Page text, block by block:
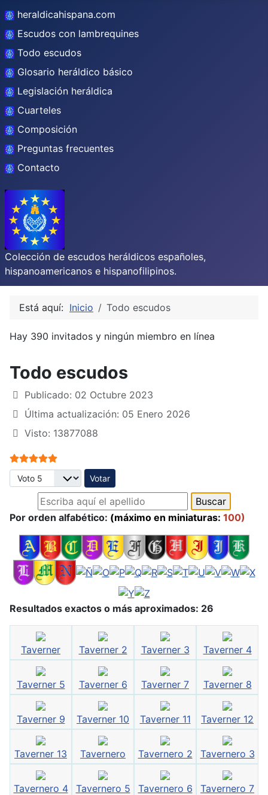
heraldicahispana.com
Escudos con lambrequines
Todo escudos
Glosario heráldico básico
Legislación heráldica
Cuarteles
Composición
Preguntas frecuentes
Contacto
Colección de escudos heráldicos españoles,
hispanoamericanos e hispanofilipinos.
Está aquí: Inicio Todo escudos
Hay 390 invitados y ningún miembro en línea
Todo escudos
Publicado: 02 Octubre 2023
Última actualización: 05 Enero 2026
Visto: 13877088
Ratio:5/5
Por favor, vote
Por orden alfabético: (máximo en miniaturas: 100)
Resultados exactos o más aproximados: 26
Taverner Taverner 2 Taverner 3 Taverner 4
Taverner 5 Taverner 6 Taverner 7 Taverner 8
Taverner 9 Taverner 10 Taverner 11 Taverner 12
Taverner 13 Tavernero Tavernero 2 Tavernero 3
Tavernero 4 Tavernero 5 Tavernero 6 Tavernero 7